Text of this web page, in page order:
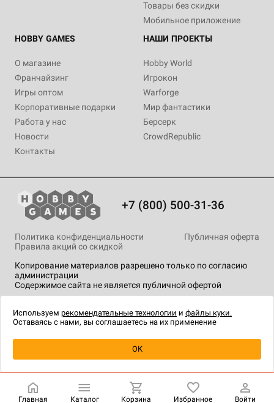
Уведомить о наличии
Товары без скидки
Мобильное приложение
HOBBY GAMES
О магазине
Франчайзинг
Игры оптом
Корпоративные подарки
Работа у нас
Новости
Контакты
НАШИ ПРОЕКТЫ
Hobby World
Игрокон
Warforge
Мир фантастики
Берсерк
CrowdRepublic
+7 (800) 500-31-36
Копирование материалов разрешено только по согласию
администрации
Содержимое сайта не является публичной офертой
Политика конфиденциальности
Публичная оферта
Правила акций со скидкой
технологии.
Главная Каталог Корзина Избранное Войти
Используем рекомендательные технологии и файлы куки.
Оставаясь с нами, вы соглашаетесь на их применение
OK